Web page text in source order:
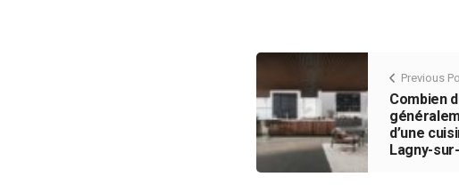
Previous
Combien
d’une
Lagny-